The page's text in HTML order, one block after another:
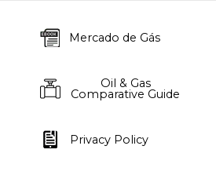
Mercado de Gás
Oil & Gas
Comparative Guide
Privacy Policy